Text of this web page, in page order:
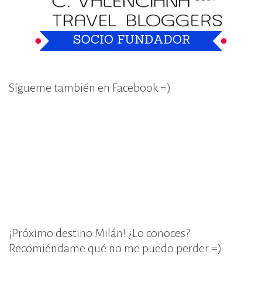
Sígueme también en Facebook =)
¡Próximo destino Milán! ¿Lo conoces?
Recomiéndame qué no me puedo perder =)